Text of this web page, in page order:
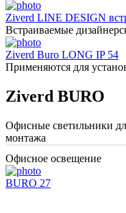
Ziverd LINE DESIGN
Встраиваемые
Ziverd Buro LONG IP 54
Применяются для
Ziverd BURO
Офисные светильники
монтажа
Офисное освещение
BURO 27